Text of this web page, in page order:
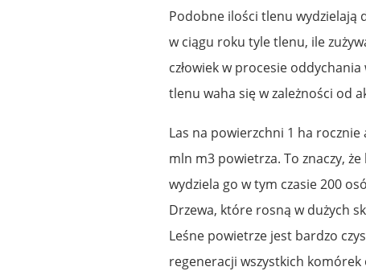
Podobne ilości tlenu wydzielają
w ciągu roku tyle tlenu, ile
człowiek w procesie
tlenu waha się w zależności od
Las na powierzchni 1 ha rocznie
mln m3 powietrza. To znaczy,
wydziela go w tym czasie 200
Drzewa, które rosną w dużych
Leśne powietrze jest bardzo
regeneracji wszystkich